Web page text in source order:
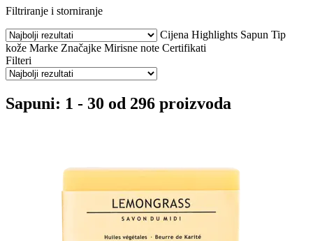
Filtriranje i storniranje
Cijena Highlights Sapun Tip
kože Marke Značajke Mirisne note Certifikati
Filteri
Sapuni: 1 - 30 od 296 proizvoda